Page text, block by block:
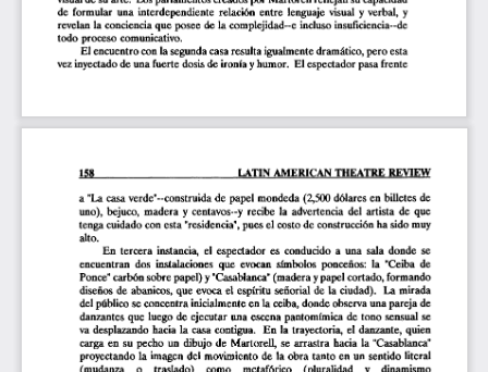
de  formular  una  interdependiente  relación  entre  lenguaje  visual  y  verbal,  y
revelan  la  conciencia  que posee  de  la  complejidad—e  incluso  insuficiencia—de
todo  proceso  comunicativo.
El encuentro con la segunda casa resulta igualmente dramático, pero esta
vez inyectado de una fuerte  dosis de ironía y humor.  El espectador pasa frente
158                                                      LATIN AMERICAN  THEATRE  REVIEW
a  "La casa verde"--construida  de  papel  mondeda  (2,500  dólares  en billetes  de
uno),
  bejuco,  madera  y  centavos—y  recibe  la  advertencia  del  artista  de  que
tenga cuidado con esta  "residencia", pues el costo de construcción ha sido muy
alto.
En  tercera  instancia,  el  espectador  es  conducido  a  una  sala  donde  se
encuentran  dos  instalaciones  que  evocan  símbolos  ponceños:  la  "Ceiba  de
Ponce" carbón sobre papel) y "Casablanca" (madera y papel cortado, formando
diseños  de  abanicos,  que  evoca  el  espíritu  señorial  de  la  ciudad).   La  mirada
del público se concentra inicialmente en la ceiba, donde observa una pareja de
danzantes  que  luego  de  ejecutar  una  escena  pantomímica  de  tono  sensual  se
va  desplazando  hacia  la  casa  contigua.   En  la  trayectoria,  el  danzante,  quien
carga  en  su  pecho  un  dibujo  de  Martorell,  se  arrastra  hacia  la  "Casablanca"
proyectando  la  imagen  del  movimiento  de  la  obra  tanto  en  un  sentido  literal
(mudanza     o     traslado)     como     metafórico     (pluralidad     y    dinamismo